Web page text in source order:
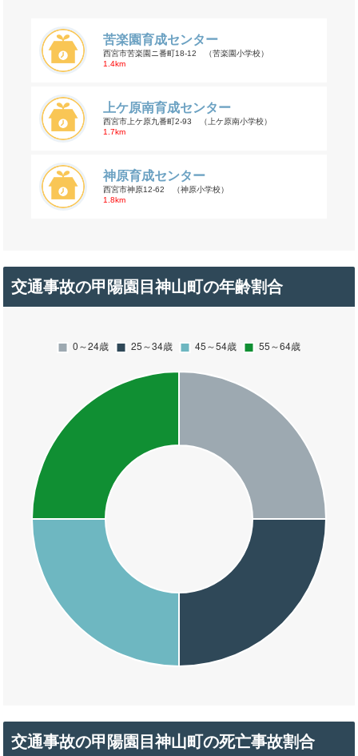
苦楽園育成センター
西宮市苦楽園ニ番町18-12 （苦楽園小学校）
1.4km
上ケ原南育成センター
西宮市上ケ原九番町2-93 （上ケ原南小学校）
1.7km
神原育成センター
西宮市神原12-62 （神原小学校）
1.8km
交通事故の甲陽園目神山町の年齢割合
交通事故の甲陽園目神山町の死亡事故割合